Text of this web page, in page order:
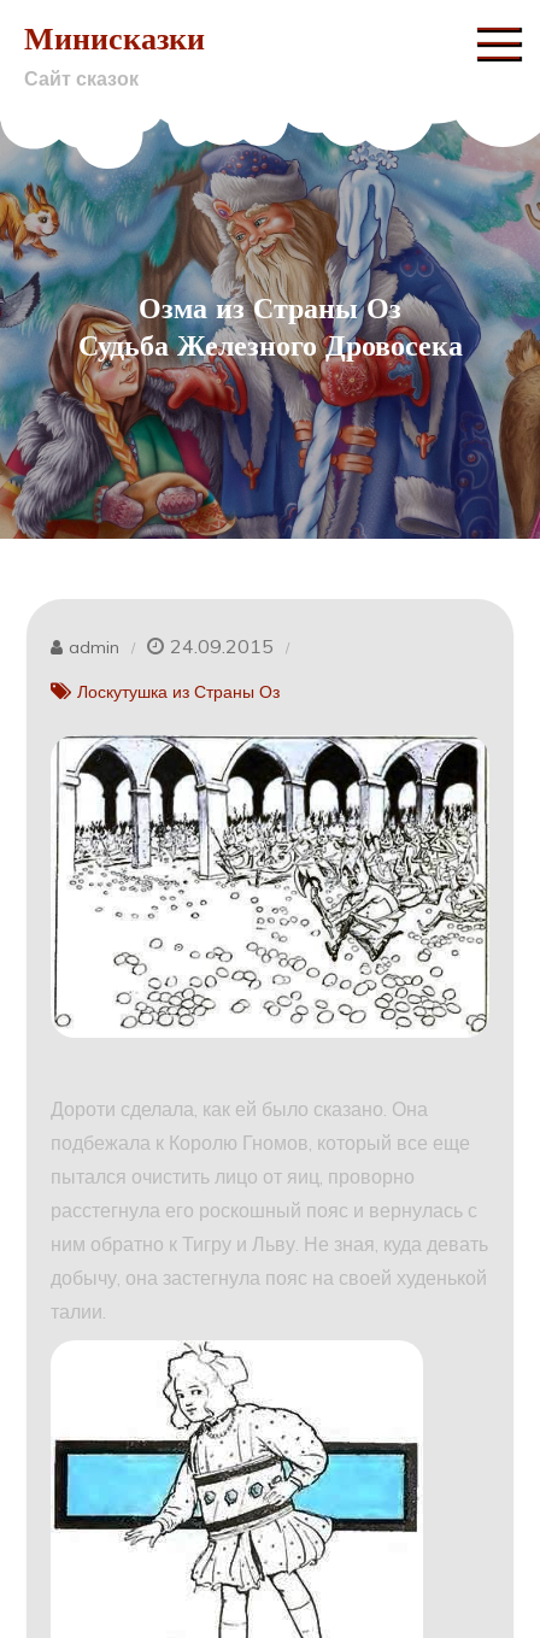
content
Минисказки
Сайт сказок
Озма из Страны Оз
Судьба Железного Дровосека
admin 24.09.2015
Лоскутушка из Страны Оз
Дороти сделала, как ей было сказано. Она
подбежала к Королю Гномов, который все еще
пытался очистить лицо от яиц, проворно
расстегнула его роскошный пояс и вернулась с
ним обратно к Тигру и Льву. Не зная, куда девать
добычу, она застегнула пояс на своей худенькой
талии.